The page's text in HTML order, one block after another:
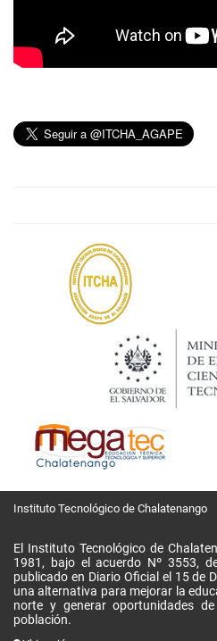
Instituto Tecnológico de Chalatenango
El Instituto Tecnológico de
1981, bajo el acuerdo Nº 3553,
publicado en Diario Oficial el 15 de
una alternativa para mejorar la
norte y generar oportunidades
población.